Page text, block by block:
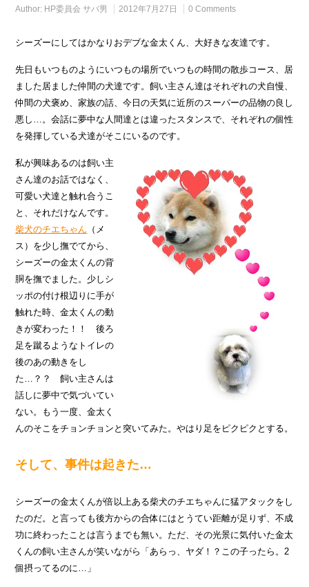
Author: HP委員会 サバ男 2012年7月27日 0 Comments
シーズーにしてはかなりおデブな金太くん、大好きな友達です。
先日もいつものようにいつもの場所でいつもの時間の散歩コース、居
ました居ました仲間の犬達です。飼い主さん達はそれぞれの犬自慢、
仲間の犬褒め、家族の話、今日の天気に近所のスーパーの品物の良し
悪し…。会話に夢中な人間達とは違ったスタンスで、それぞれの個性
を発揮している犬達がそこにいるのです。
私が興味あるのは飼い主
さん達のお話ではなく、
可愛い犬達と触れ合うこ
と、それだけなんです。
柴犬のチエちゃん （メ
ス）を少し撫でてから、
シーズーの金太くんの背
胴を撫でました。少しシ
ッポの付け根辺りに手が
触れた時、金太くんの動
きが変わった！！ 後ろ
足を蹴るようなトイレの
後のあの動きをし
た…？？ 飼い主さんは
話しに夢中で気づいてい
ない。もう一度、金太く
んのそこをチョンチョンと突いてみた。やはり足をピクピクとする。
そして、事件は起きた…
シーズーの金太くんが倍以上ある柴犬のチエちゃんに猛アタックをし
たのだ。と言っても後方からの合体にはとうてい距離が足りず、不成
功に終わったことは言うまでも無い。ただ、その光景に気付いた金太
くんの飼い主さんが笑いながら「あらっ、ヤダ！？この子ったら。2
個摂ってるのに…」